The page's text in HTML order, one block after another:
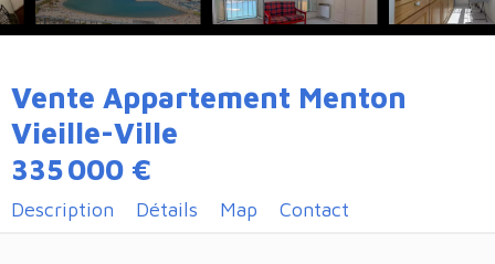
Vente Appartement Menton
Vieille-Ville
335 000 €
Description Détails Map Contact